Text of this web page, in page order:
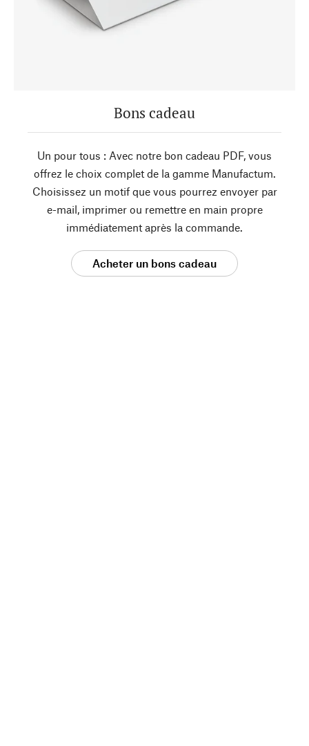
Bons cadeau
Un pour tous : Avec notre bon cadeau PDF, vous
offrez le choix complet de la gamme Manufactum.
Choisissez un motif que vous pourrez envoyer par
e-mail, imprimer ou remettre en main propre
immédiatement après la commande.
Acheter un bons cadeau